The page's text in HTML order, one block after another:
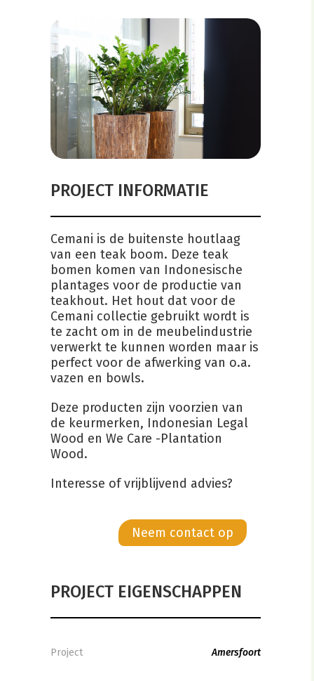
PROJECT INFORMATIE
Cemani is de buitenste houtlaag
van een teak boom. Deze teak
bomen komen van Indonesische
plantages voor de productie van
teakhout. Het hout dat voor de
Cemani collectie gebruikt wordt is
te zacht om in de meubelindustrie
verwerkt te kunnen worden maar is
perfect voor de afwerking van o.a.
vazen en bowls.
Deze producten zijn voorzien van
de keurmerken, Indonesian Legal
Wood en We Care -Plantation
Wood.
Interesse of vrijblijvend advies?
Neem contact op
PROJECT EIGENSCHAPPEN
Project Amersfoort